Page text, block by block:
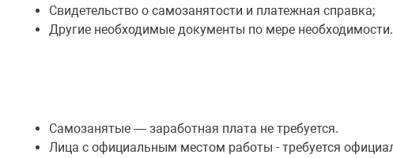
Свидетельство о самозанятости и платежная справка;
Другие необходимые документы по мере необходимости.
Самозанятые — заработная плата не требуется.
Лица с официальным местом работы - требуется